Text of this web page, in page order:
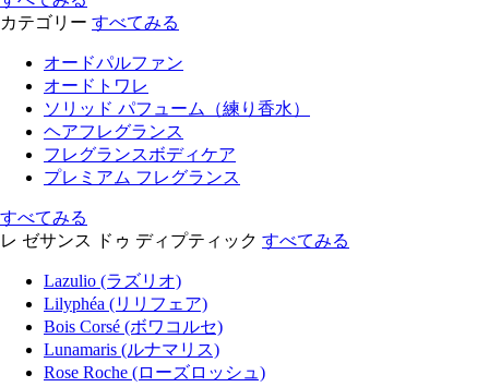
カテゴリー すべてみる
オードパルファン
オードトワレ
ソリッド パフューム（練り香水）
ヘアフレグランス
フレグランスボディケア
プレミアム フレグランス
すべてみる
レ ゼサンス ドゥ ディプティック すべてみる
Lazulio (ラズリオ)
Lilyphéa (リリフェア)
Bois Corsé (ボワコルセ)
Lunamaris (ルナマリス)
Rose Roche (ローズロッシュ)